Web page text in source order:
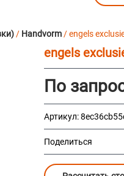
/ Handvorm/ engels
engels
По
Артикул:
Поделиться